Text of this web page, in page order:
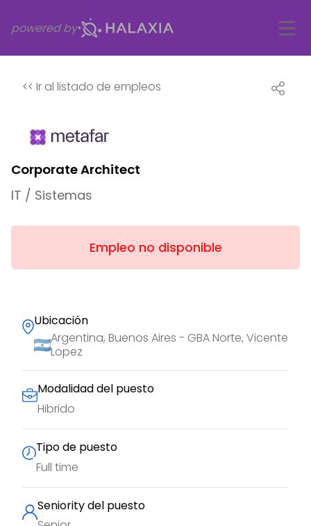
powered by
<< Ir al listado de empleos
Corporate Architect
IT / Sistemas
Empleo no disponible
Ubicación
Argentina, Buenos Aires - GBA Norte, Vicente
Lopez
Modalidad del puesto
Hibrido
Tipo de puesto
Full time
Seniority del puesto